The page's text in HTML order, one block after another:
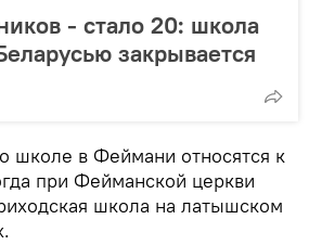
- стало 20: школа
закрывается
школе в Феймани относятся к
при Фейманской церкви
школа на латышском